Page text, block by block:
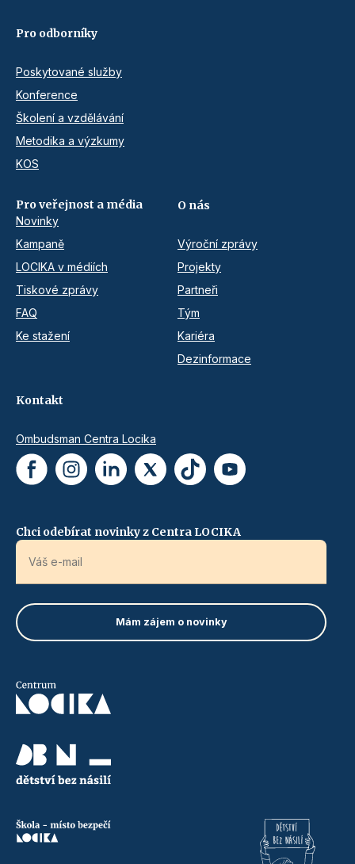
Pro odborníky
Poskytované služby
Konference
Školení a vzdělávání
Metodika a výzkumy
KOS
Pro veřejnost a média
Novinky
Kampaně
LOCIKA v médiích
Tiskové zprávy
FAQ
Ke stažení
O nás
Výroční zprávy
Projekty
Partneři
Tým
Kariéra
Dezinformace
Kontakt
Ombudsman Centra Locika
Chci odebírat novinky z Centra LOCIKA